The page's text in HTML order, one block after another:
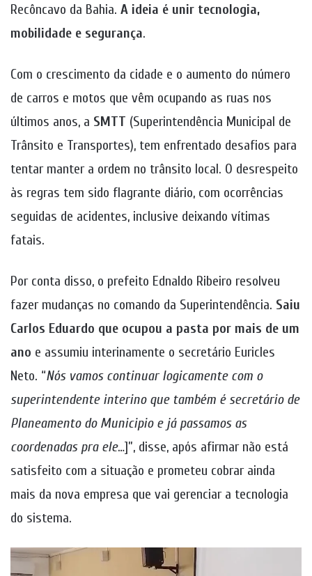
Recôncavo da Bahia. A ideia é unir tecnologia,
mobilidade e segurança.
Com o crescimento da cidade e o aumento do número
de carros e motos que vêm ocupando as ruas nos
últimos anos, a SMTT (Superintendência Municipal de
Trânsito e Transportes), tem enfrentado desafios para
tentar manter a ordem no trânsito local. O desrespeito
às regras tem sido flagrante diário, com ocorrências
seguidas de acidentes, inclusive deixando vítimas
fatais.
Por conta disso, o prefeito Ednaldo Ribeiro resolveu
fazer mudanças no comando da Superintendência. Saiu
Carlos Eduardo que ocupou a pasta por mais de um
ano e assumiu interinamente o secretário Euricles
Neto. “Nós vamos continuar logicamente com o
superintendente interino que também é secretário de
Planeamento do Municipio e já passamos as
coordenadas pra ele…]”, disse, após afirmar não está
satisfeito com a situação e prometeu cobrar ainda
mais da nova empresa que vai gerenciar a tecnologia
do sistema.